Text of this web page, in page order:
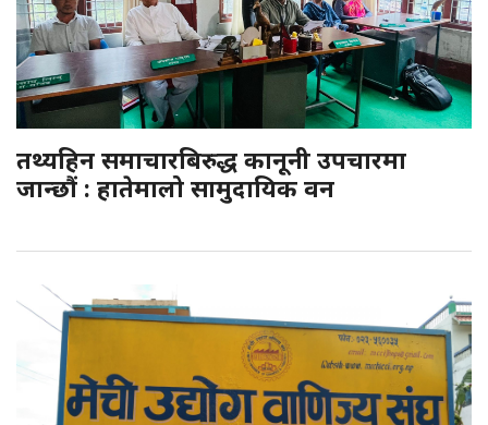
तथ्यहिन समाचारबिरुद्ध कानूनी उपचारमा
जान्छौं : हातेमालो सामुदायिक वन